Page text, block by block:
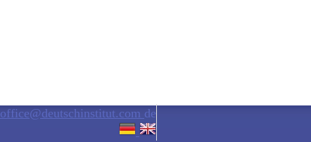
office@deutschinstitut.com de